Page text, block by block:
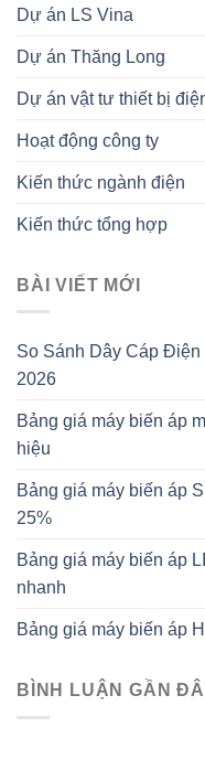
Dự án LS Vina
Dự án Thăng Long
Dự án vật tư thiết bị
Hoạt động công ty
Kiến thức ngành điện
Kiến thức tổng hợp
BÀI VIẾT MỚI
So Sánh Dây Cáp
2026
Bảng giá máy biến áp
hiệu
Bảng giá máy biến áp
25%
Bảng giá máy biến áp
nhanh
Bảng giá máy biến áp
BÌNH LUẬN GẦN